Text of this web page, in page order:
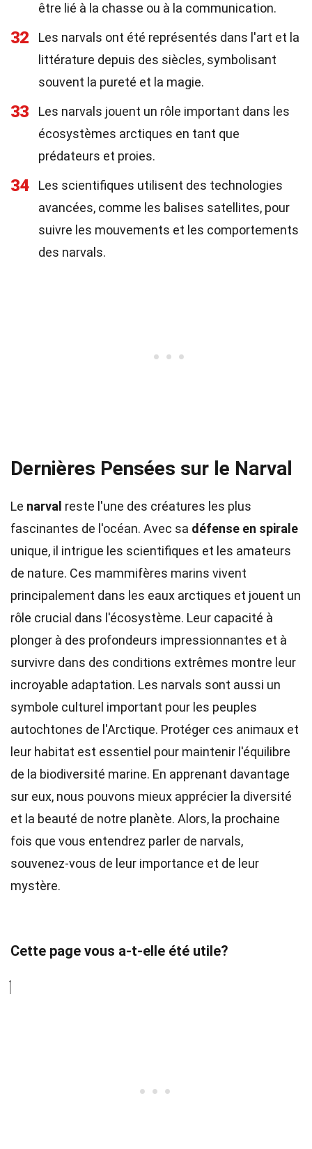
être lié à la chasse ou à la communication.
32
Les narvals ont été représentés dans l'art et la
littérature depuis des siècles, symbolisant
souvent la pureté et la magie.
33
Les narvals jouent un rôle important dans les
écosystèmes arctiques en tant que
prédateurs et proies.
34
Les scientifiques utilisent des technologies
avancées, comme les balises satellites, pour
suivre les mouvements et les comportements
des narvals.
Dernières Pensées sur le Narval
Le narval reste l'une des créatures les plus
fascinantes de l'océan. Avec sa défense en spirale
unique, il intrigue les scientifiques et les amateurs
de nature. Ces mammifères marins vivent
principalement dans les eaux arctiques et jouent un
rôle crucial dans l'écosystème. Leur capacité à
plonger à des profondeurs impressionnantes et à
survivre dans des conditions extrêmes montre leur
incroyable adaptation. Les narvals sont aussi un
symbole culturel important pour les peuples
autochtones de l'Arctique. Protéger ces animaux et
leur habitat est essentiel pour maintenir l'équilibre
de la biodiversité marine. En apprenant davantage
sur eux, nous pouvons mieux apprécier la diversité
et la beauté de notre planète. Alors, la prochaine
fois que vous entendrez parler de narvals,
souvenez-vous de leur importance et de leur
mystère.
Cette page vous a-t-elle été utile?